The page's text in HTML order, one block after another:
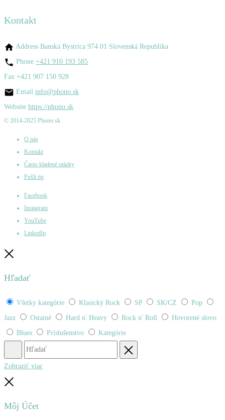
Kontakt
Address Banská Bystrica 974 01 Slovenská Republika
Phone +421 910 193 585
Fax +421 907 150 928
Email info@phono.sk
Website https://phono.sk
© 2014-2025 Phono.sk
O nás
Kontakt
Často kladené otázky
Pošli tip
Facebook
Instagram
YouTube
LinkedIn
Hľadať
Všetky kategórie Klasický Rock SP SK/CZ
Pop
Jazz
Ostatné Hard n' Heavy Rock n' Roll
Hovorené slovo
Blues
Príslušenstvo Kategórie
Hľadať
Zobraziť viac
Môj Účet